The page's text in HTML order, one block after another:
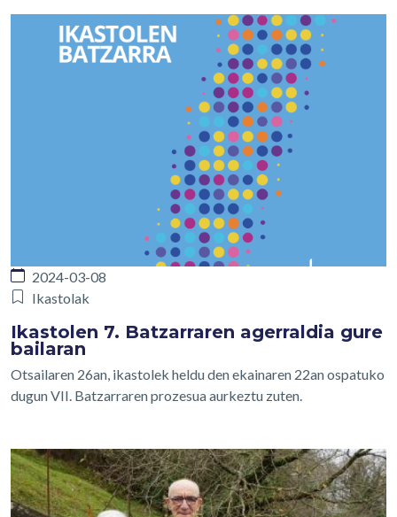
2024-03-08
Ikastolak
Ikastolen 7. Batzarraren agerraldia gure
bailaran
Otsailaren 26an, ikastolek heldu den ekainaren 22an ospatuko
dugun VII. Batzarraren prozesua aurkeztu zuten.